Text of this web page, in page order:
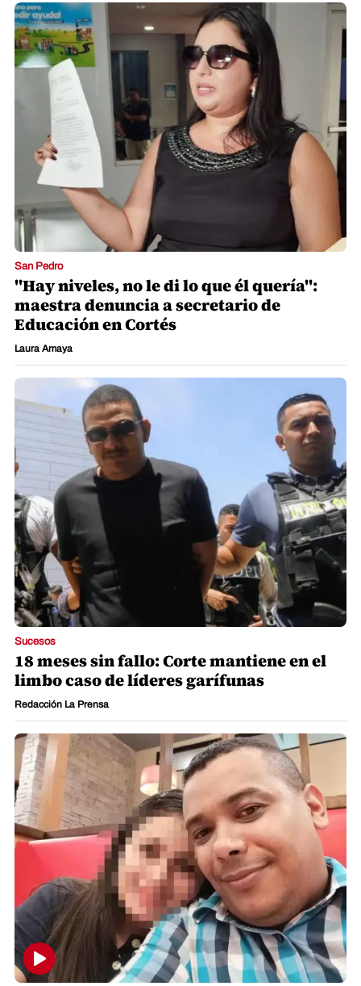
San Pedro
"Hay niveles, no le di lo que él quería":
maestra denuncia a secretario de
Educación en Cortés
Laura Amaya
Sucesos
18 meses sin fallo: Corte mantiene en el
limbo caso de líderes garífunas
Redacción La Prensa